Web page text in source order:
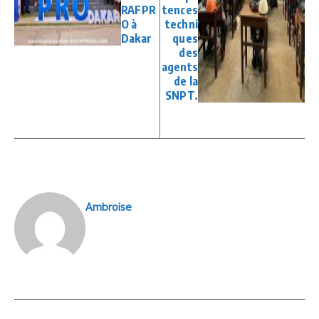
RAFPR
O à
Dakar
tences
techni
ques
des
agents
de la
SNPT.
Ambroise